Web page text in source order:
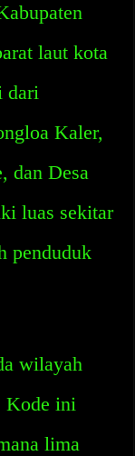
laut kota
dari
Kaler,
dan Desa
luas sekitar
penduduk
wilayah
Kode ini
lima